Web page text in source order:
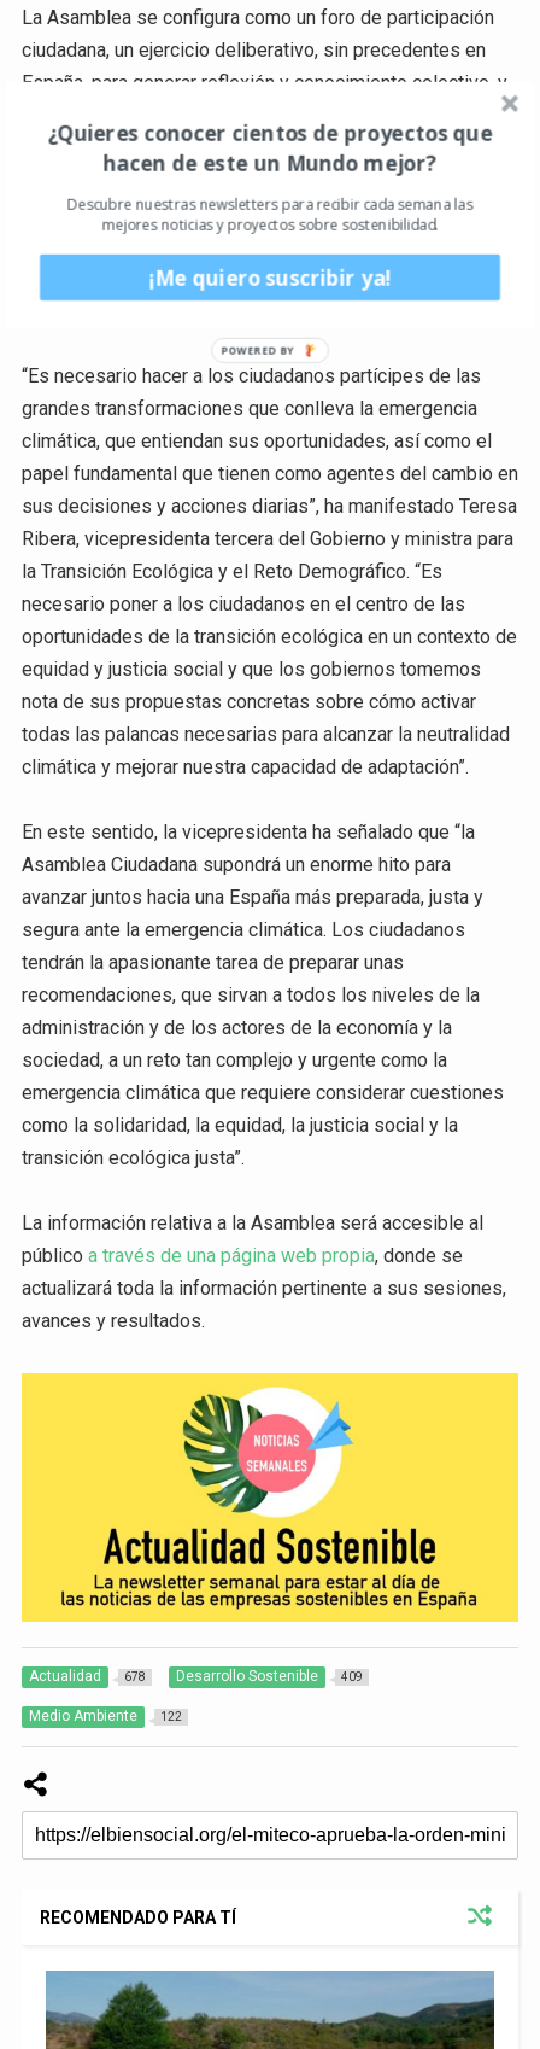
La Asamblea se configura como un foro de participación
ciudadana, un ejercicio deliberativo, sin precedentes en
España, para generar reflexión y conocimiento colectivo, y
conocer las valoraciones y las propuestas de la ciudadanía
sobre cuáles deben ser las soluciones a las grandes
transformaciones que es necesario acometer. Y lo hace en
un contexto normativo favorable: España cuenta ahora con
nuestro país ser más resiliente a los impactos del cambio
“Es necesario hacer a los ciudadanos partícipes de las
grandes transformaciones que conlleva la emergencia
climática, que entiendan sus oportunidades, así como el
papel fundamental que tienen como agentes del cambio en
sus decisiones y acciones diarias”, ha manifestado Teresa
Ribera, vicepresidenta tercera del Gobierno y ministra para
la Transición Ecológica y el Reto Demográfico. “Es
necesario poner a los ciudadanos en el centro de las
oportunidades de la transición ecológica en un contexto de
equidad y justicia social y que los gobiernos tomemos
nota de sus propuestas concretas sobre cómo activar
todas las palancas necesarias para alcanzar la neutralidad
climática y mejorar nuestra capacidad de adaptación”.
En este sentido, la vicepresidenta ha señalado que “la
Asamblea Ciudadana supondrá un enorme hito para
avanzar juntos hacia una España más preparada, justa y
segura ante la emergencia climática. Los ciudadanos
tendrán la apasionante tarea de preparar unas
recomendaciones, que sirvan a todos los niveles de la
administración y de los actores de la economía y la
sociedad, a un reto tan complejo y urgente como la
emergencia climática que requiere considerar cuestiones
como la solidaridad, la equidad, la justicia social y la
transición ecológica justa”.
La información relativa a la Asamblea será accesible al
público a través de una página web propia, donde se
actualizará toda la información pertinente a sus sesiones,
avances y resultados.
Actualidad 678 Desarrollo Sostenible 409
Medio Ambiente 122
RECOMENDADO PARA TÍ
¿Quieres conocer cientos de proyectos que
hacen de este un Mundo mejor?
Descubre nuestras newsletters para recibir cada semana las
mejores noticias y proyectos sobre sostenibilidad.
¡Me quiero suscribir ya!